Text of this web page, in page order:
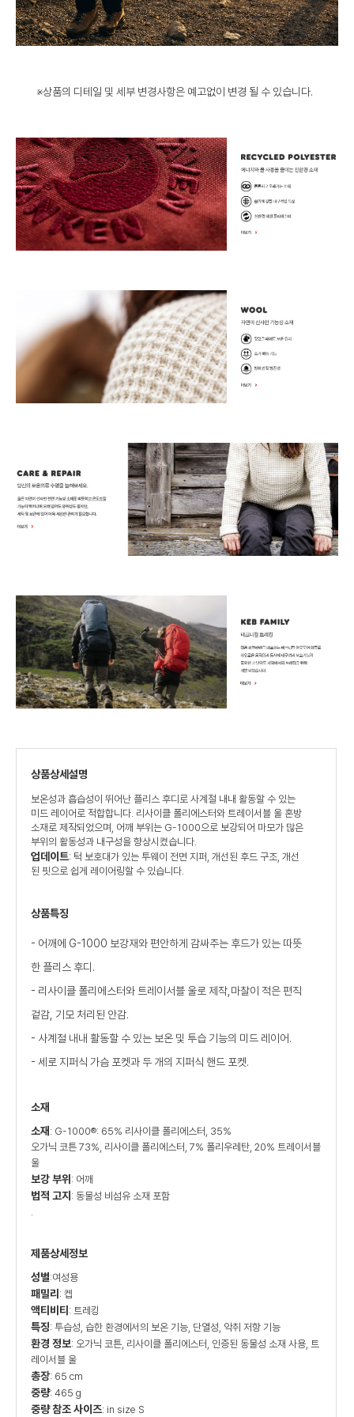
※상품의 디테일 및 세부 변경사항은 예고없이 변경 될 수 있습니다.
상품상세설명
보온성과 흡습성이 뛰어난 플리스 후디로 사계절 내내 활동할 수 있는
미드 레이어로 적합합니다. 리사이클 폴리에스터와 트레이서블 울 혼방
소재로 제작되었으며, 어깨 부위는 G-1000으로 보강되어 마모가 많은
부위의 활동성과 내구성을 향상시켰습니다.
업데이트: 턱 보호대가 있는 투웨이 전면 지퍼, 개선된 후드 구조, 개선
된 핏으로 쉽게 레이어링할 수 있습니다.
상품특징
- 어깨에 G-1000 보강재와 편안하게 감싸주는 후드가 있는 따뜻
한 플리스 후디.
- 리사이클 폴리에스터와 트레이서블 울로 제작,마찰이 적은 편직
겉감, 기모 처리된 안감.
- 사계절 내내 활동할 수 있는 보온 및 투습 기능의 미드 레이어.
- 세로 지퍼식 가슴 포켓과 두 개의 지퍼식 핸드 포켓.
소재
소재 : G-1000®: 65% 리사이클 폴리에스터, 35%
오가닉 코튼 73%, 리사이클 폴리에스터, 7% 폴리우레탄, 20% 트레이서블
울
보강 부위 : 어깨
법적 고지 : 동물성 비섬유 소재 포함
.
제품상세정보
성별:여성용
패밀리 : 켑
액티비티 : 트레킹
특징: 투습성, 습한 환경에서의 보온 기능, 단열성, 악취 저항 기능
환경 정보: 오가닉 코튼, 리사이클 폴리에스터, 인증된 동물성 소재 사용, 트
레이서블 울
총장: 65 cm
중량: 465 g
중량 참조 사이즈: in size S